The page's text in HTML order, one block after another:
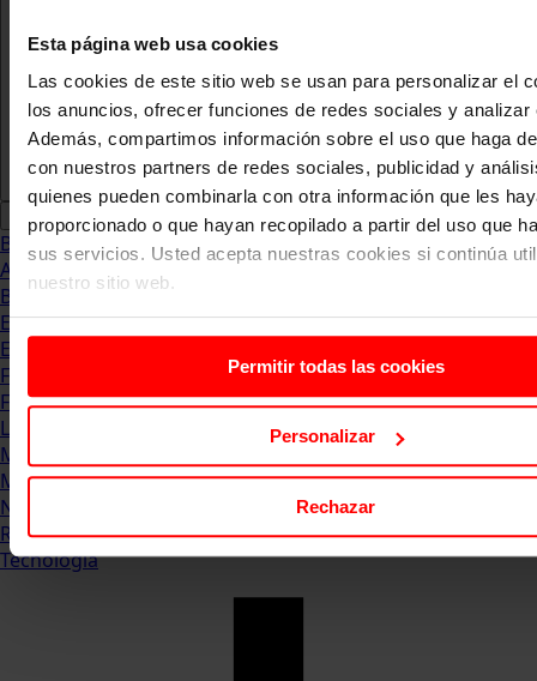
Esta página web usa cookies
Las cookies de este sitio web se usan para personalizar el
los anuncios, ofrecer funciones de redes sociales y analizar
Además, compartimos información sobre el uso que haga
con nuestros partners de redes sociales, publicidad y
quienes pueden combinarla con otra información que les
proporcionado o que hayan recopilado a partir del uso que
sus servicios. Usted acepta nuestras cookies si continúa
nuestro sitio web.
Permitir todas las cookies
Personalizar
Rechazar
Blog
Abogacia
Business
Empleo & Emprendimiento
Empresas
Finanzas
Formación & Estudios
Luxury
Management
Marketing & Comunicación
Negocios
Recursos Humanos
Tecnología